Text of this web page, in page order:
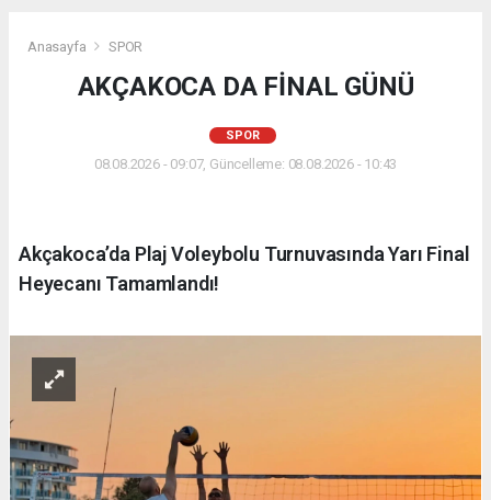
Anasayfa SPOR
AKÇAKOCA DA FİNAL GÜNÜ
SPOR
08.08.2026 - 09:07, Güncelleme: 08.08.2026 - 10:43
Akçakoca’da Plaj Voleybolu Turnuvasında Yarı Final
Heyecanı Tamamlandı!